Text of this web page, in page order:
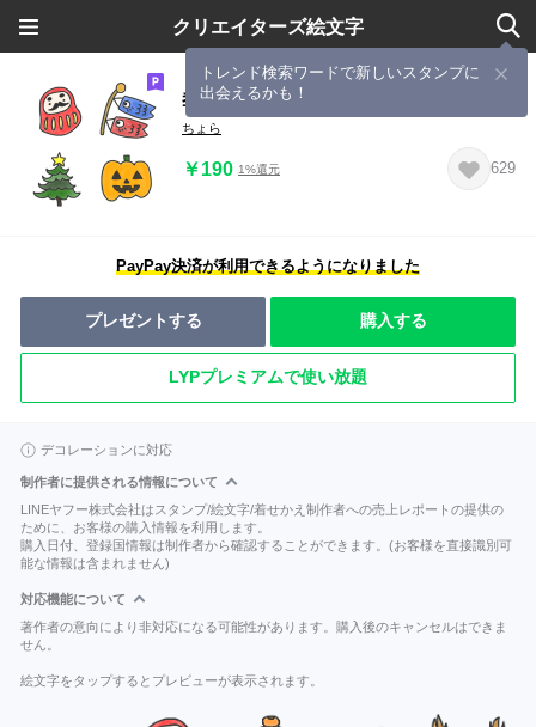
クリエイターズ絵文字
トレンド検索ワードで新しいスタンプに
出会えるかも！
季節の行事スタンプ
ちょら
￥190 1%還元 629
PayPay決済が利用できるようになりました
プレゼントする 購入する
LYPプレミアムで使い放題
デコレーションに対応
制作者に提供される情報について
LINEヤフー株式会社はスタンプ/絵文字/着せかえ制作者への売上レポートの提供の
ために、お客様の購入情報を利用します。
購入日付、登録国情報は制作者から確認することができます。(お客様を直接識別可
能な情報は含まれません)
対応機能について
著作者の意向により非対応になる可能性があります。購入後のキャンセルはできま
せん。
絵文字をタップするとプレビューが表示されます。